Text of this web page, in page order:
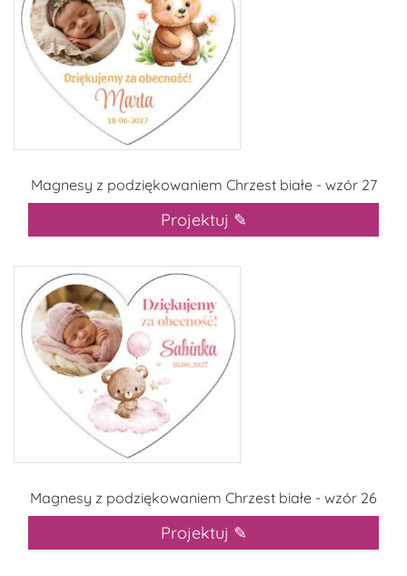
Magnesy z podziękowaniem Chrzest białe - wzór 27
Projektuj ✎
Magnesy z podziękowaniem Chrzest białe - wzór 26
Projektuj ✎